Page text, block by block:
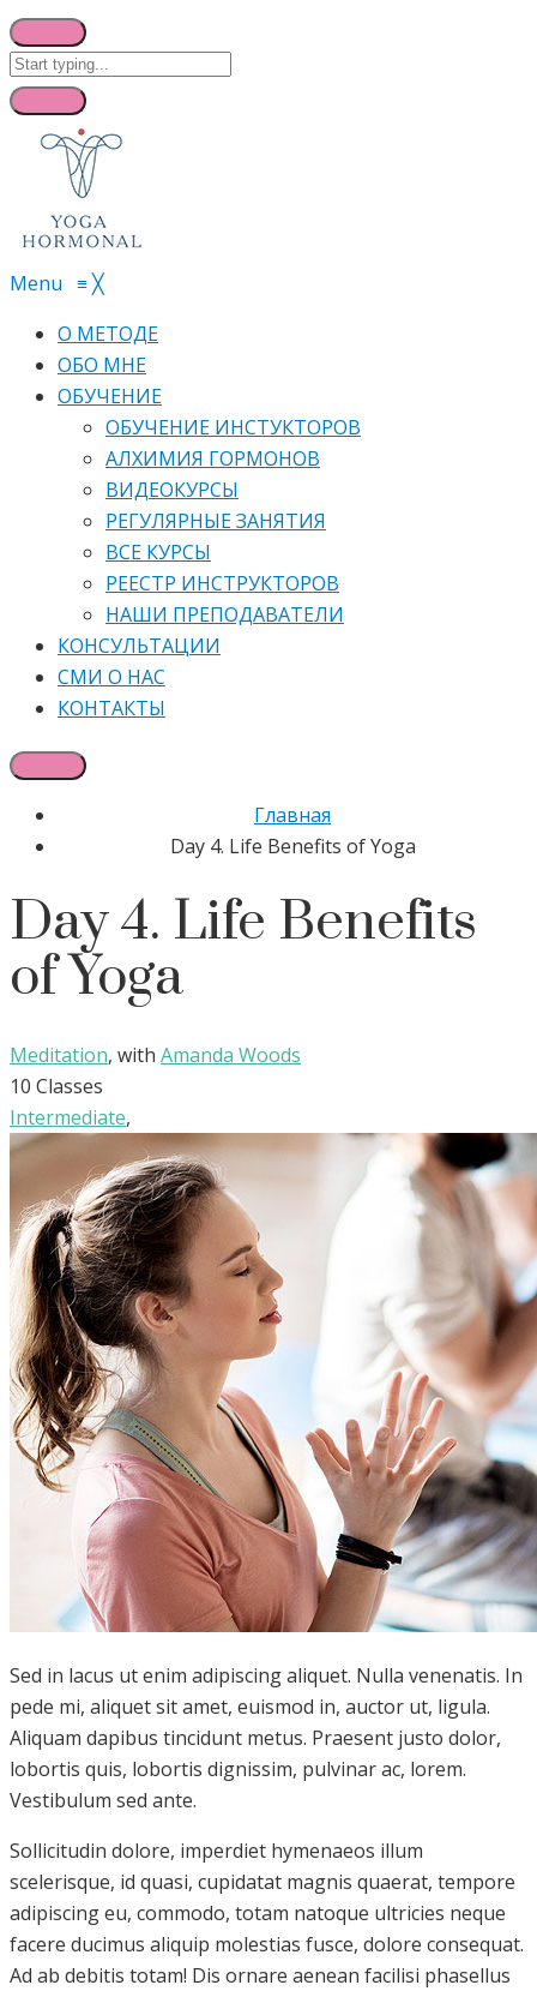
Menu ≡╳
О МЕТОДЕ
ОБО МНЕ
ОБУЧЕНИЕ
ОБУЧЕНИЕ ИНСТУКТОРОВ
АЛХИМИЯ ГОРМОНОВ
ВИДЕОКУРСЫ
РЕГУЛЯРНЫЕ ЗАНЯТИЯ
ВСЕ КУРСЫ
РЕЕСТР ИНСТРУКТОРОВ
НАШИ ПРЕПОДАВАТЕЛИ
КОНСУЛЬТАЦИИ
СМИ О НАС
КОНТАКТЫ
Главная
Day 4. Life Benefits of Yoga
Day 4. Life Benefits
of Yoga
Meditation, with Amanda Woods
10 Classes
Intermediate,
Sed in lacus ut enim adipiscing aliquet. Nulla venenatis. In
pede mi, aliquet sit amet, euismod in, auctor ut, ligula.
Aliquam dapibus tincidunt metus. Praesent justo dolor,
lobortis quis, lobortis dignissim, pulvinar ac, lorem.
Vestibulum sed ante.
Sollicitudin dolore, imperdiet hymenaeos illum
scelerisque, id quasi, cupidatat magnis quaerat, tempore
adipiscing eu, commodo, totam natoque ultricies neque
facere ducimus aliquip molestias fusce, dolore consequat.
Ad ab debitis totam! Dis ornare aenean facilisi phasellus